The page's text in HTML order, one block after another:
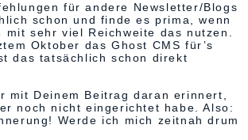
für andere Newsletter/Blogs
schon und finde es prima, wenn
mit sehr viel Reichweite das nutzen.
Oktober das Ghost CMS für’s
das tatsächlich schon direkt
mit Deinem Beitrag daran erinnert,
noch nicht eingerichtet habe. Also:
Werde ich mich zeitnah drum